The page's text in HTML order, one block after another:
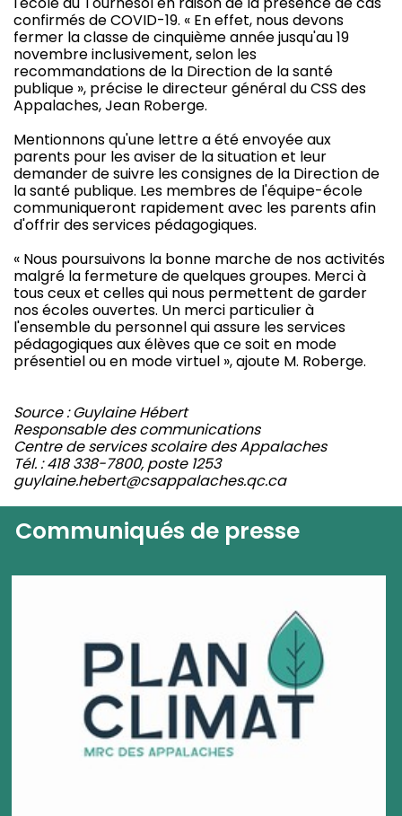
confirmés de COVID-19. « En effet, nous devons
fermer la classe de cinquième année jusqu'au 19
novembre inclusivement, selon les
recommandations de la Direction de la santé
publique », précise le directeur général du CSS des
Appalaches, Jean Roberge.
Mentionnons qu'une lettre a été envoyée aux
parents pour les aviser de la situation et leur
demander de suivre les consignes de la Direction de
la santé publique. Les membres de l'équipe-école
communiqueront rapidement avec les parents afin
d'offrir des services pédagogiques.
« Nous poursuivons la bonne marche de nos activités
malgré la fermeture de quelques groupes. Merci à
tous ceux et celles qui nous permettent de garder
nos écoles ouvertes. Un merci particulier à
l'ensemble du personnel qui assure les services
pédagogiques aux élèves que ce soit en mode
présentiel ou en mode virtuel », ajoute M. Roberge.
Source : Guylaine Hébert
Responsable des communications
Centre de services scolaire des Appalaches
Tél. : 418 338-7800, poste 1253
guylaine.hebert@csappalaches.qc.ca
Communiqués de presse